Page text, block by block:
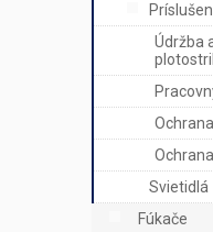
Údržba
Svietidlá
Fúkače